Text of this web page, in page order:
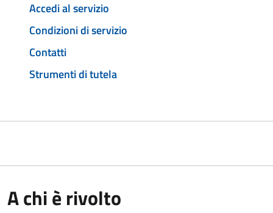
Accedi al servizio
Condizioni di servizio
Contatti
Strumenti di tutela
A chi è rivolto